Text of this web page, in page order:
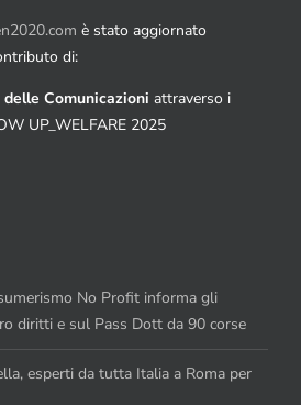
è stato aggiornato
di:
Comunicazioni attraverso i
UP_WELFARE 2025
No Profit informa gli
diritti e sul Pass Dott da 90 corse
esperti da tutta Italia a Roma per